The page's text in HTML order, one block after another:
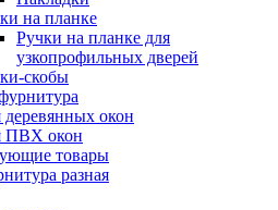
на планке
Ручки на планке для
узкопрофильных дверей
скобы
деревянных окон
ПВХ окон
товары
разная